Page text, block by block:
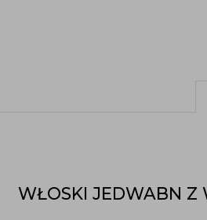
WŁOSKI JEDWABN Z